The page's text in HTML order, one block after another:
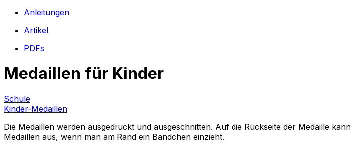
Anleitungen
Artikel
PDFs
Medaillen für Kinder
Schule
Kinder-Medaillen
Die Medaillen werden ausgedruckt und ausgeschnitten. Auf die Rückseite der Medaille
Medaillen aus, wenn man am Rand ein Bändchen einzieht.